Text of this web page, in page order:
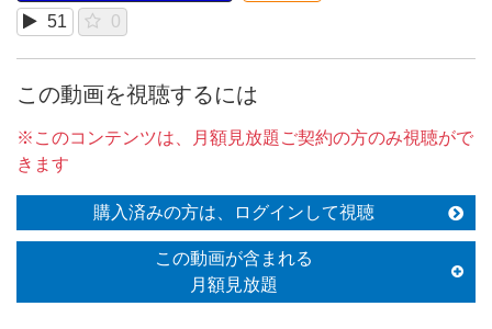
51 0
この動画を視聴するには
※このコンテンツは、月額見放題ご契約の方のみ視聴がで
きます
購入済みの方は、ログインして視聴
この動画が含まれる
月額見放題